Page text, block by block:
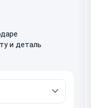
и деталь